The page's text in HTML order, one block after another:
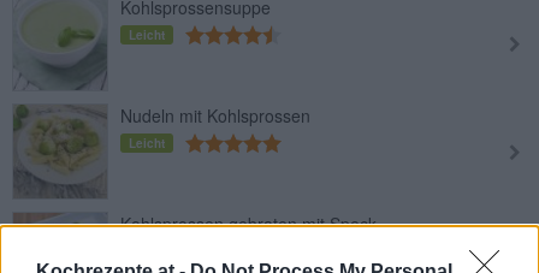
Kohlsprossensuppe
Leicht
Nudeln mit Kohlsprossen
Leicht
Kohlsprossen gebraten mit Speck